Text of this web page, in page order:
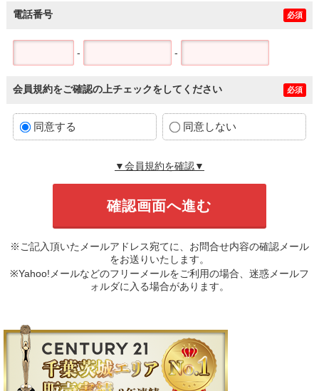
電話番号 必須
- -
会員規約をご確認の上チェックをしてください 必須
同意する 同意しない
▼会員規約を確認▼
※ご記入頂いたメールアドレス宛てに、お問合せ内容の確認メール
をお送りいたします。
※Yahoo!メールなどのフリーメールをご利用の場合、迷惑メールフ
ォルダに入る場合があります。